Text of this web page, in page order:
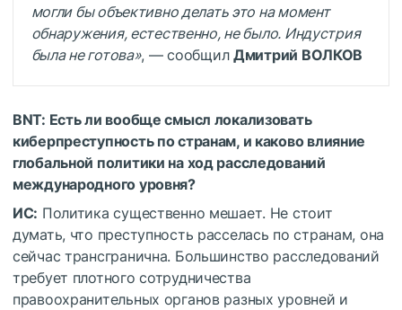
могли бы объективно делать это на момент
обнаружения, естественно, не было. Индустрия
была не готова», — сообщилДмитрий ВОЛКОВ
BNT: Есть ли вообще смысл локализовать
киберпреступность по странам, и каково влияние
глобальной политики на ход расследований
международного уровня?
ИС: Политика существенно мешает. Не стоит
думать, что преступность расселась по странам, она
сейчас трансгранична. Большинство расследований
требует плотного сотрудничества
правоохранительных органов разных уровней и